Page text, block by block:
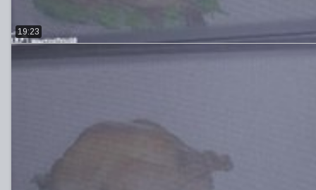
19:23